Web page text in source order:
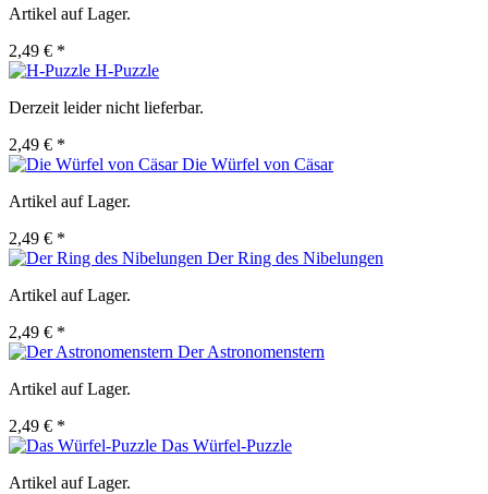
Artikel auf Lager.
2,49 € *
H-Puzzle
Derzeit leider nicht lieferbar.
2,49 € *
Die Würfel von Cäsar
Artikel auf Lager.
2,49 € *
Der Ring des Nibelungen
Artikel auf Lager.
2,49 € *
Der Astronomenstern
Artikel auf Lager.
2,49 € *
Das Würfel-Puzzle
Artikel auf Lager.